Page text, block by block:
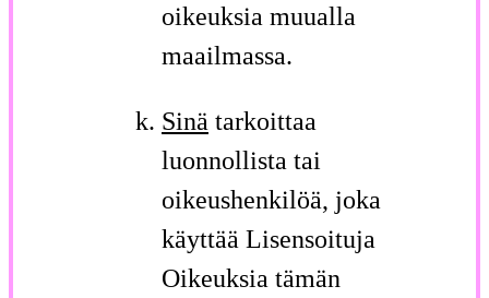
oikeuksia muualla
maailmassa.
Sinä tarkoittaa
luonnollista tai
oikeushenkilöä, joka
käyttää Lisensoituja
Oikeuksia tämän